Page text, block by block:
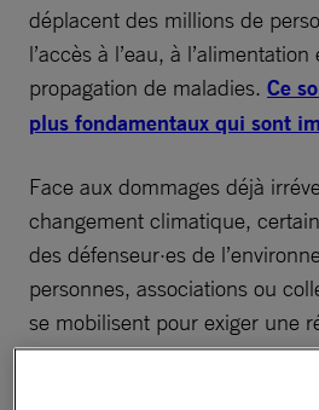
déplacent des millions de
l’accès à l’eau, à
propagation de maladies. Ce
plus fondamentaux qui sont
Face aux dommages déjà
changement climatique,
des défenseur·es de
personnes, associations ou
se mobilisent pour exiger une
des enjeux de la crise
qui se heurte aux intérêts